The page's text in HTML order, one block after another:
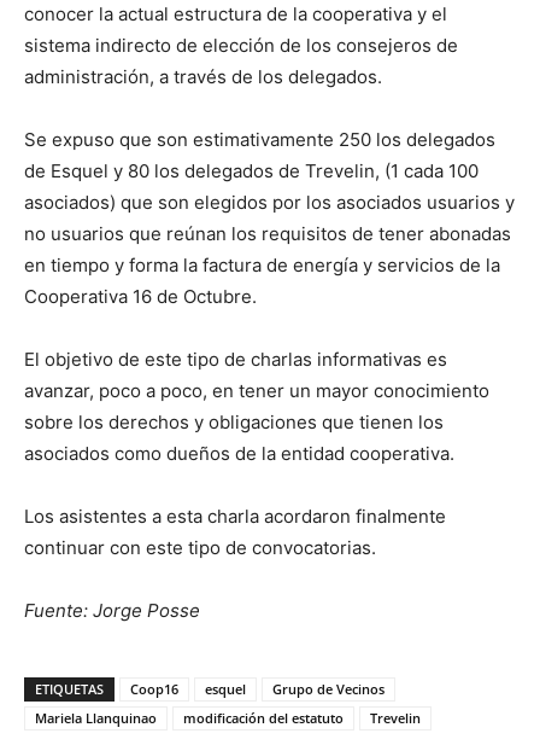
conocer la actual estructura de la cooperativa y el
sistema indirecto de elección de los consejeros de
administración, a través de los delegados.
Se expuso que son estimativamente 250 los delegados
de Esquel y 80 los delegados de Trevelin, (1 cada 100
asociados) que son elegidos por los asociados usuarios y
no usuarios que reúnan los requisitos de tener abonadas
en tiempo y forma la factura de energía y servicios de la
Cooperativa 16 de Octubre.
El objetivo de este tipo de charlas informativas es
avanzar, poco a poco, en tener un mayor conocimiento
sobre los derechos y obligaciones que tienen los
asociados como dueños de la entidad cooperativa.
Los asistentes a esta charla acordaron finalmente
continuar con este tipo de convocatorias.
Fuente: Jorge Posse
ETIQUETAS Coop16 esquel
Grupo de Vecinos
Mariela Llanquinao
modificación del estatuto Trevelin